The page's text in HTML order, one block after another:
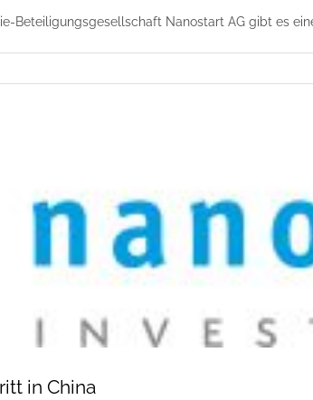
Beteiligungsgesellschaft Nanostart AG gibt es
in China